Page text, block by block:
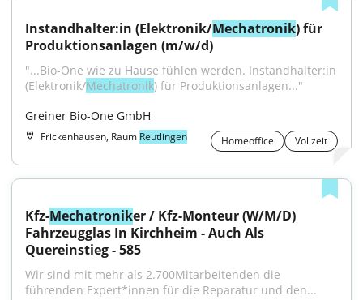
Instandhalter:in (Elektronik/Mechatronik) für
Produktionsanlagen (m/w/d)
"...Bio-One wie zu Hause fühlen werden. Instandhalter:in
(Elektronik/Mechatronik) für Produktionsanlagen..."
Greiner Bio-One GmbH
Frickenhausen, Raum Reutlingen Homeoffice Vollzeit
Kfz-Mechatroniker / Kfz-Monteur (W/M/D)
Fahrzeugglas In Kirchheim - Auch Als
Quereinstieg - 585
Wir sind mit mehr als 2.700Mitarbeitenden die
führenden Expert*innen für die Reparatur und den...